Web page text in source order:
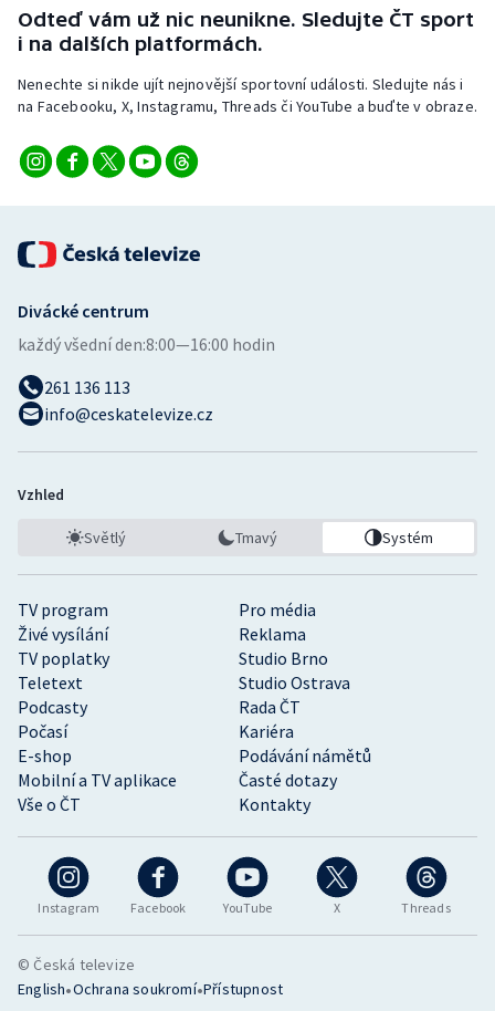
Stolní tenis
Triatlon
Veslování
Volejbal
Ostatní
Odteď vám už nic neunikne. Sledujte ČT sport
i na dalších platformách.
Nenechte si nikde ujít nejnovější sportovní události. Sledujte nás i
na Facebooku, X, Instagramu, Threads či YouTube a buďte v obraze.
Instagram Facebook YouTube X Threads
TV program
Pro média
Živé vysílání
Reklama
TV poplatky
Studio Brno
Teletext
Studio Ostrava
Podcasty
Rada ČT
Počasí
Kariéra
E-shop
Podávání námětů
Mobilní a TV aplikace
Časté dotazy
Vše o ČT
Kontakty
Divácké centrum
každý všední den:8:00—16:00 hodin
261 136 113
info@ceskatelevize.cz
Vzhled
Světlý Tmavý Systém
© Česká televize
English•Ochrana soukromí•Přístupnost